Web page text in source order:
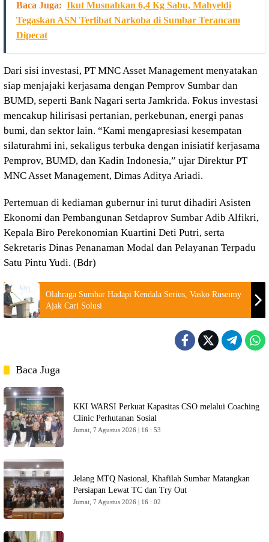
Baca Juga: Ikut Musnahkan 6,4 Kg Sabu, Mahyeldi
Tegaskan ASN Terlibat Narkoba di Sumbar Terancam
Dipecat
Dari sisi investasi, PT MNC Asset Management menyatakan
siap menjajaki kerjasama dengan Pemprov Sumbar dan
BUMD, seperti Bank Nagari serta Jamkrida. Fokus investasi
mencakup hilirisasi pertanian, perkebunan, energi panas
bumi, dan sektor lain. “Kami mengapresiasi kesempatan
silaturahmi ini, sekaligus terbuka dengan inisiatif kerjasama
Pemprov, BUMD, dan Kadin Indonesia,” ujar Direktur PT
MNC Asset Management, Dimas Aditya Ariadi.
Pertemuan di kediaman gubernur ini turut dihadiri Asisten
Ekonomi dan Pembangunan Setdaprov Sumbar Adib Alfikri,
Kepala Biro Perekonomian Kuartini Deti Putri, serta
Sekretaris Dinas Penanaman Modal dan Pelayanan Terpadu
Satu Pintu Yudi. (Bdr)
Olahraga Sumbar Hadapi Kendala Serius, Vasko Ruseimy
Ajak Cari Solusi
Baca Juga
KKI WARSI Perkuat Kapasitas CSO melalui Coaching
Clinic Perhutanan Sosial
Jumat, 7 Agustus 2026 | 16 : 53
Jelang MTQ Nasional, Khafilah Sumbar Matangkan
Persiapan Lewat TC dan Try Out
Jumat, 7 Agustus 2026 | 16 : 02